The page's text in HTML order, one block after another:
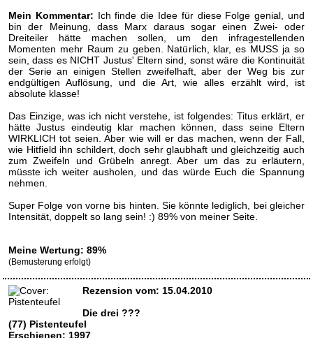
Mein Kommentar: Ich finde die Idee für diese Folge genial, und
bin der Meinung, dass Marx daraus sogar einen Zwei- oder
Dreiteiler hätte machen sollen, um den infragestellenden
Momenten mehr Raum zu geben. Natürlich, klar, es MUSS ja so
sein, dass es NICHT Justus' Eltern sind, sonst wäre die Kontinuität
der Serie an einigen Stellen zweifelhaft, aber der Weg bis zur
endgültigen Auflösung, und die Art, wie alles erzählt wird, ist
absolute klasse!
Das Einzige, was ich nicht verstehe, ist folgendes: Titus erklärt, er
hätte Justus eindeutig klar machen können, dass seine Eltern
WIRKLICH tot seien. Aber wie will er das machen, wenn der Fall,
wie Hitfield ihn schildert, doch sehr glaubhaft und gleichzeitig auch
zum Zweifeln und Grübeln anregt. Aber um das zu erläutern,
müsste ich weiter ausholen, und das würde Euch die Spannung
nehmen.
Super Folge von vorne bis hinten. Sie könnte lediglich, bei gleicher
Intensität, doppelt so lang sein! :) 89% von meiner Seite.
Meine Wertung: 89%
(Bemusterung erfolgt)
Rezension vom: 15.04.2010
Die drei ???
(77) Pistenteufel
Erschienen: 1997